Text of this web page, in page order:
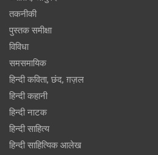
तकनीकी
पुस्‍तक समीक्षा
विविधा
समसमायिक
हिन्दी कविता, छंद, ग़ज़ल
हिन्दी कहानी
हिन्‍दी नाटक
हिन्दी साहित्य
हिन्दी साहित्यिक आलेख